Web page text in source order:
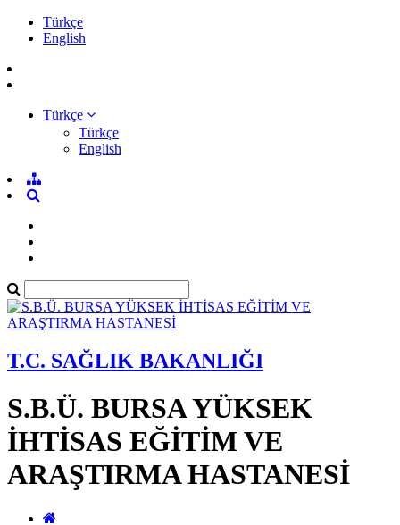
Türkçe
English
Türkçe
Türkçe
English
T.C. SAĞLIK BAKANLIĞI
S.B.Ü. BURSA YÜKSEK
İHTİSAS EĞİTİM VE
ARAŞTIRMA HASTANESİ